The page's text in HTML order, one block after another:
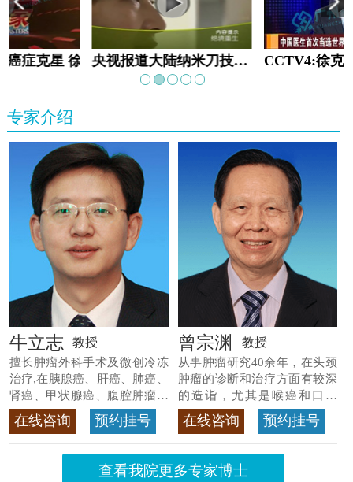
癌症克星 徐克成 央视报道大陆纳米刀技术手术：绝境重生
专家介绍
牛立志 教授
擅长肿瘤外科手术及微创冷冻
治疗,在胰腺癌、肝癌、肺癌、
肾癌、甲状腺癌、腹腔肿瘤等
>>查看专家详情
在线咨询 预约挂号
曾宗渊 教授
从事肿瘤研究40余年，在头颈
肿瘤的诊断和治疗方面有较深
的造诣，尤其是喉癌和口腔
癌，迄今仍是广东喉癌单病种
首席专家 >>查看专家详情
在线咨询 预约挂号
查看我院更多专家博士